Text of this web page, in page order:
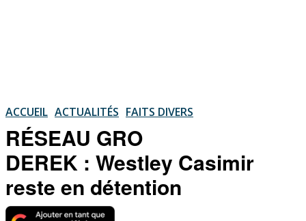
ACCUEIL ACTUALITÉS FAITS DIVERS
RÉSEAU GRO
DEREK : Westley Casimir
reste en détention